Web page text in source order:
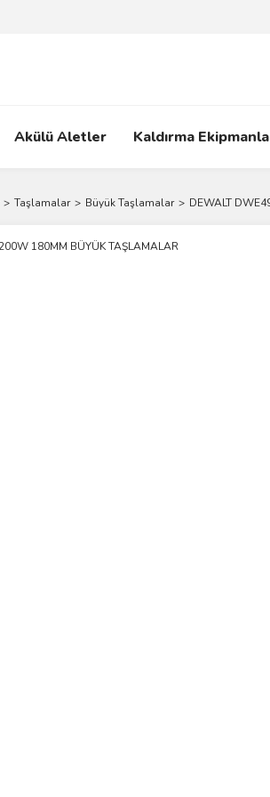
Akülü Aletler Kaldırma
Taşlamalar Büyük Taşlamalar DEWALT